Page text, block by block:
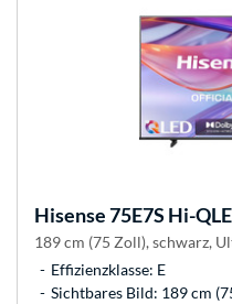
Hisense75E7S Hi-
189 cm (75 Zoll), schwarz,
Effizienzklasse: E
Sichtbares Bild: 189 cm